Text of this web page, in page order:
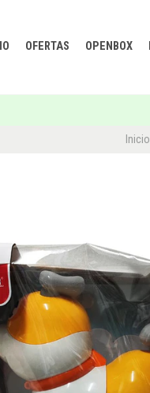
OFERTAS OPENBOX
Inicio